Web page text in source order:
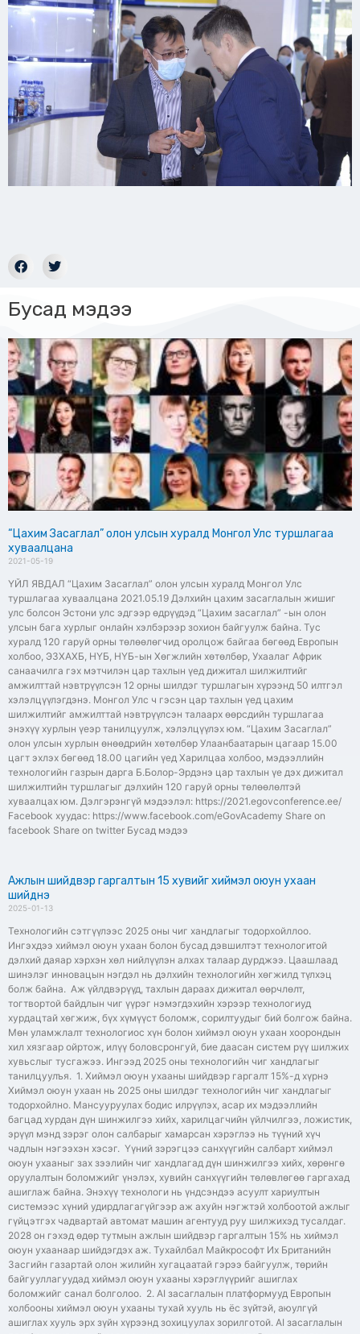
Бусад мэдээ
“Цахим Засаглал” олон улсын хуралд Монгол Улс туршлагаа
хуваалцана
2021-05-19
ҮЙЛ ЯВДАЛ “Цахим Засаглал” олон улсын хуралд Монгол Улс
туршлагаа хуваалцана 2021.05.19 Дэлхийн цахим засаглалын жишиг
улс болсон Эстони улс эдгээр өдрүүдэд “Цахим засаглал” -ын олон
улсын бага хурлыг онлайн хэлбэрээр зохион байгуулж байна. Тус
хуралд 120 гаруй орны төлөөлөгчид оролцож байгаа бөгөөд Европын
холбоо, ЭЗХАХБ, НҮБ, НҮБ-ын Хөгжлийн хөтөлбөр, Ухаалаг Африк
санаачилга гэх мэтчилэн цар тахлын үед дижитал шилжилтийг
амжилттай нэвтрүүлсэн 12 орны шилдэг туршлагын хүрээнд 50 илтгэл
хэлэлцүүлэгдэнэ. Монгол Улс ч гэсэн цар тахлын үед цахим
шилжилтийг амжилттай нэвтрүүлсэн талаарх өөрсдийн туршлагаа
энэхүү хурлын үеэр танилцуулж, хэлэлцүүлэх юм. “Цахим Засаглал”
олон улсын хурлын өнөөдрийн хөтөлбөр Улаанбаатарын цагаар 15.00
цагт эхлэх бөгөөд 18.00 цагийн үед Харилцаа холбоо, мэдээллийн
технологийн газрын дарга Б.Болор-Эрдэнэ цар тахлын үе дэх дижитал
шилжилтийн туршлагыг дэлхийн 120 гаруй орны төлөөлөлтэй
хуваалцах юм. Дэлгэрэнгүй мэдээлэл: https://2021.egovconference.ee/
Facebook хуудас: https://www.facebook.com/eGovAcademy Share on
facebook Share on twitter Бусад мэдээ
Ажлын шийдвэр гаргалтын 15 хувийг хиймэл оюун ухаан
шийднэ
2025-01-13
Технологийн сэтгүүлээс 2025 оны чиг хандлагыг тодорхойллоо.
Ингэхдээ хиймэл оюун ухаан болон бусад дэвшилтэт технологитой
дэлхий даяар хэрхэн хөл нийлүүлэн алхах талаар дурджээ. Цаашлаад
шинэлэг инновацын нэгдэл нь дэлхийн технологийн хөгжилд түлхэц
болж байна. Аж үйлдвэрүүд, тахлын дараах дижитал өөрчлөлт,
тогтвортой байдлын чиг үүрэг нэмэгдэхийн хэрээр технологиуд
хурдацтай хөгжиж, бүх хүмүүст боломж, сорилтуудыг бий болгож байна.
Мөн уламжлалт технологиос хүн болон хиймэл оюун ухаан хоорондын
хил хязгаар ойртож, илүү боловсронгуй, бие даасан систем рүү шилжих
хувьслыг тусгажээ. Ингээд 2025 оны технологийн чиг хандлагыг
танилцуулъя. 1. Хиймэл оюун ухааны шийдвэр гаргалт 15%-д хүрнэ
Хиймэл оюун ухаан нь 2025 оны шилдэг технологийн чиг хандлагыг
тодорхойлно. Мансууруулах бодис илрүүлэх, асар их мэдээллийн
багцад хурдан дүн шинжилгээ хийх, харилцагчийн үйлчилгээ, ложистик,
эрүүл мэнд зэрэг олон салбарыг хамарсан хэрэглээ нь түүний хүч
чадлын нэгээхэн хэсэг. Үүний зэрэгцээ санхүүгийн салбарт хиймэл
оюун ухааныг зах зээлийн чиг хандлагад дүн шинжилгээ хийх, хөрөнгө
оруулалтын боломжийг үнэлэх, хувийн санхүүгийн төлөвлөгөө гаргахад
ашиглаж байна. Энэхүү технологи нь үндсэндээ асуулт хариултын
системээс хүний ​​удирдлагагүйгээр аж ахуйн нэгжтэй холбоотой ажлыг
гүйцэтгэх чадвартай автомат машин агентууд руу шилжихэд тусалдаг.
2028 он гэхэд өдөр тутмын ажлын шийдвэр гаргалтын 15% нь хиймэл
оюун ухаанаар шийдэгдэх аж. Тухайлбал Майкрософт Их Британийн
Засгийн газартай олон жилийн хугацаатай гэрээ байгуулж, төрийн
байгууллагуудад хиймэл оюун ухааны хэрэглүүрийг ашиглах
боломжийг санал болголоо. 2. AI засаглалын платформууд Европын
холбооны хиймэл оюун ухааны тухай хууль нь ёс зүйтэй, аюулгүй
ашиглах хууль эрх зүйн хүрээнд зохицуулах зорилготой. AI засаглалын